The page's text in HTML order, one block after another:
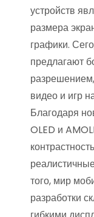
устройств
размера
графики.
предлагают
видео и игр
Благодаря
OLED и
того, мир
разработки